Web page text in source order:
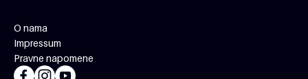
O nama
Impressum
Pravne napomene